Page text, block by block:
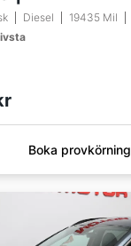
Diesel 19435 Mil
Boka provkörning